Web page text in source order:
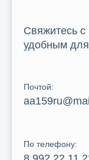
Свяжитесь
удобным
Почтой:
По телефону: